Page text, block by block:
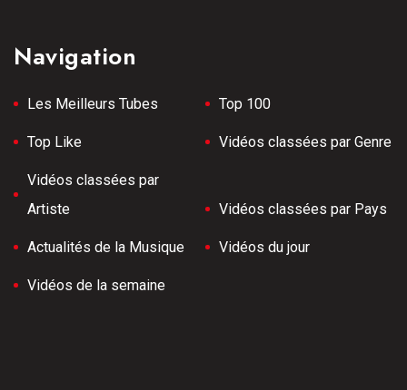
Navigation
Les Meilleurs Tubes Top 100
Top Like Vidéos classées par Genre
Vidéos classées par
Artiste
Vidéos classées par Pays
Actualités de la Musique Vidéos du jour
Vidéos de la semaine